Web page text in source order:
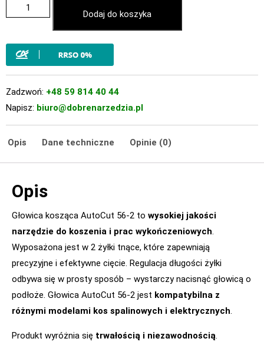
Dodaj do koszyka
Zadzwoń: +48 59 814 40 44
Napisz: biuro@dobrenarzedzia.pl
Opis Dane techniczne Opinie (0)
Opis
Głowica kosząca AutoCut 56-2 to wysokiej jakości
narzędzie do koszenia i prac wykończeniowych.
Wyposażona jest w 2 żyłki tnące, które zapewniają
precyzyjne i efektywne cięcie. Regulacja długości żyłki
odbywa się w prosty sposób – wystarczy nacisnąć głowicą o
podłoże. Głowica AutoCut 56-2 jest kompatybilna z
różnymi modelami kos spalinowych i elektrycznych.
Produkt wyróżnia się trwałością i niezawodnością.